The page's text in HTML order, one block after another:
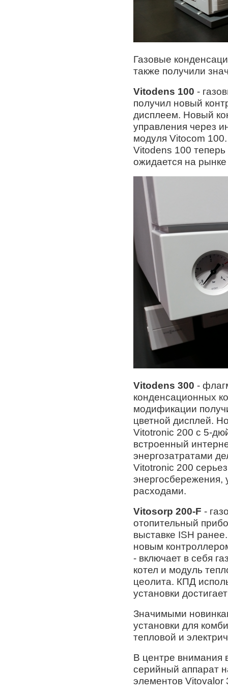
Газовые
также получили
Vitodens 100 -
получил новый
дисплеем. Новый
управления через
модуля Vitocom
Vitodens 100
ожидается на
Vitodens 300 -
конденсационных
модификации
цветной дисплей.
Vitotronic 200 с 5-
встроенный
энергозатратами
Vitotronic 200
энергосбережения,
расходами.
Vitosorp 200-F -
отопительный
выставке ISH
новым
- включает в себя
котел и модуль
цеолита. КПД
установки
Значимыми
установки для
тепловой и
В центре внимания
серийный аппарат
элементов Vitovalor